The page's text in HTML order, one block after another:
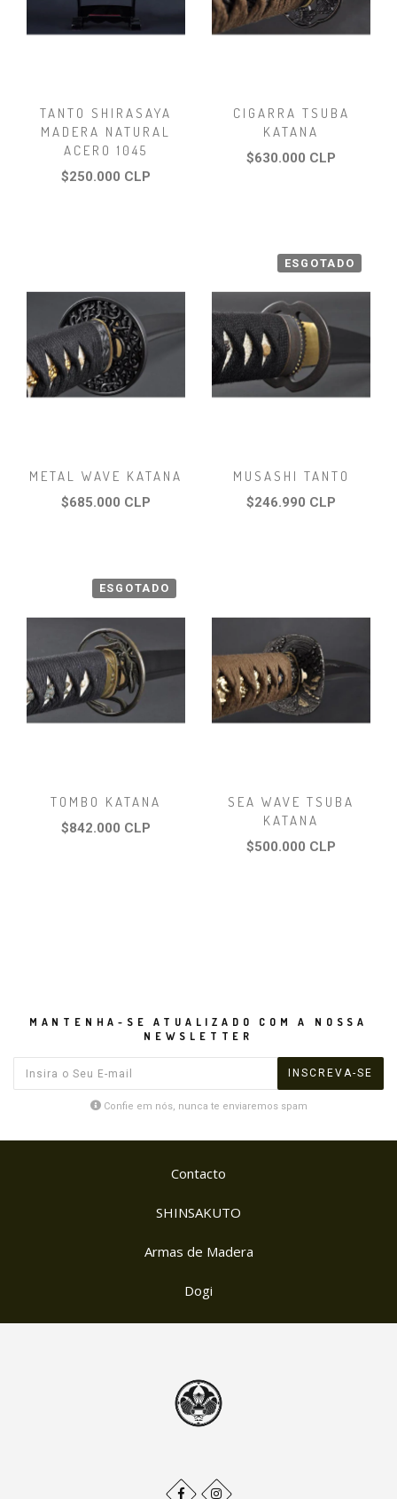
TANTO SHIRASAYA
MADERA NATURAL
ACERO 1045
$250.000 CLP
CIGARRA TSUBA
KATANA
$630.000 CLP
METAL WAVE KATANA
$685.000 CLP
ESGOTADO
MUSASHI TANTO
$246.990 CLP
ESGOTADO
TOMBO KATANA
$842.000 CLP
SEA WAVE TSUBA
KATANA
$500.000 CLP
MANTENHA-SE ATUALIZADO COM A NOSSA
NEWSLETTER
Confie em nós, nunca te enviaremos spam
Contacto
SHINSAKUTO
Armas de Madera
Dogi